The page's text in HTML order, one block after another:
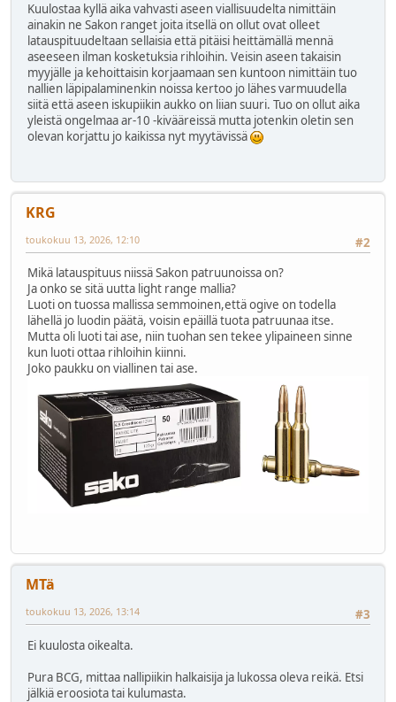
Kuulostaa kyllä aika vahvasti aseen viallisuudelta nimittäin
ainakin ne Sakon ranget joita itsellä on ollut ovat olleet
latauspituudeltaan sellaisia että pitäisi heittämällä mennä
aseeseen ilman kosketuksia rihloihin. Veisin aseen takaisin
myyjälle ja kehoittaisin korjaamaan sen kuntoon nimittäin tuo
nallien läpipalaminenkin noissa kertoo jo lähes varmuudella
siitä että aseen iskupiikin aukko on liian suuri. Tuo on ollut aika
yleistä ongelmaa ar-10 -kivääreissä mutta jotenkin oletin sen
olevan korjattu jo kaikissa nyt myytävissä
KRG
#2
toukokuu 13, 2026, 12:10
Mikä latauspituus niissä Sakon patruunoissa on?
Ja onko se sitä uutta light range mallia?
Luoti on tuossa mallissa semmoinen,että ogive on todella
lähellä jo luodin päätä, voisin epäillä tuota patruunaa itse.
Mutta oli luoti tai ase, niin tuohan sen tekee ylipaineen sinne
kun luoti ottaa rihloihin kiinni.
Joko paukku on viallinen tai ase.
MTä
#3
toukokuu 13, 2026, 13:14
Ei kuulosta oikealta.
Pura BCG, mittaa nallipiikin halkaisija ja lukossa oleva reikä. Etsi
jälkiä eroosiota tai kulumasta.